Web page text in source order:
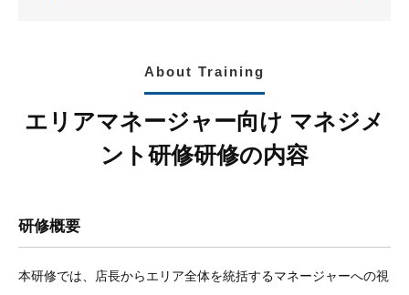
About Training
エリアマネージャー向け マネジメ
ント研修研修の内容
研修概要
本研修では、店長からエリア全体を統括するマネージャーへの視